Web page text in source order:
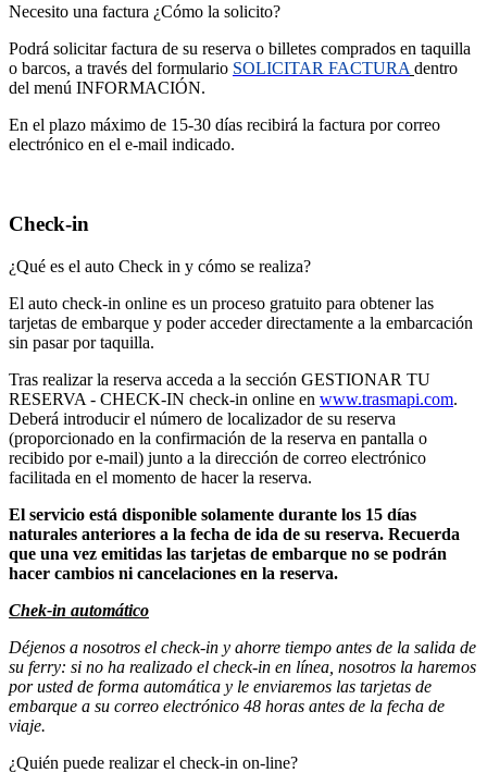
Necesito una factura ¿Cómo la solicito?
Podrá solicitar factura de su reserva o billetes comprados en taquilla
o barcos, a través del formulario SOLICITAR FACTURA dentro
del menú INFORMACIÓN.
En el plazo máximo de 15-30 días recibirá la factura por correo
electrónico en el e-mail indicado.
Check-in
¿Qué es el auto Check in y cómo se realiza?
El auto check-in online es un proceso gratuito para obtener las
tarjetas de embarque y poder acceder directamente a la embarcación
sin pasar por taquilla.
Tras realizar la reserva acceda a la sección GESTIONAR TU
RESERVA - CHECK-IN check-in online en www.trasmapi.com.
Deberá introducir el número de localizador de su reserva
(proporcionado en la confirmación de la reserva en pantalla o
recibido por e-mail) junto a la dirección de correo electrónico
facilitada en el momento de hacer la reserva.
El servicio está disponible solamente durante los 15 días
naturales anteriores a la fecha de ida de su reserva. Recuerda
que una vez emitidas las tarjetas de embarque no se podrán
hacer cambios ni cancelaciones en la reserva.
Chek-in automático
Déjenos a nosotros el check-in y ahorre tiempo antes de la salida de
su ferry: si no ha realizado el check-in en línea, nosotros la haremos
por usted de forma automática y le enviaremos las tarjetas de
embarque a su correo electrónico 48 horas antes de la fecha de
viaje.
¿Quién puede realizar el check-in on-line?